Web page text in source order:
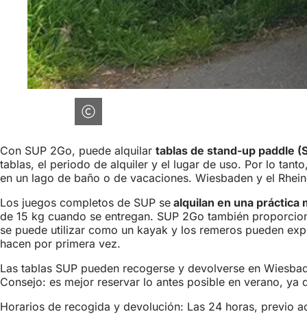
Con SUP 2Go, puede alquilar tablas de stand-up paddle
tablas, el periodo de alquiler y el lugar de uso. Por lo
en un lago de baño o de vacaciones. Wiesbaden y el
Los juegos completos de SUP se alquilan en una práctica
de 15 kg cuando se entregan. SUP 2Go también
se puede utilizar como un kayak y los remeros pueden
hacen por primera vez.
Las tablas SUP pueden recogerse y devolverse en
Consejo: es mejor reservar lo antes posible en verano,
Horarios de recogida y devolución: Las 24 horas, previo